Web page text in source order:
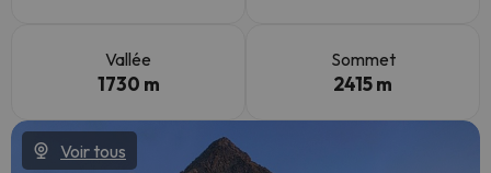
Vallée
1730 m
Sommet
2415 m
Voir tous